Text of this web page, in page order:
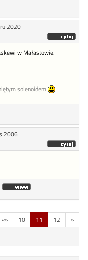
2020
w Małastowie.
solenoidem
2006
«» 10 11 12 »